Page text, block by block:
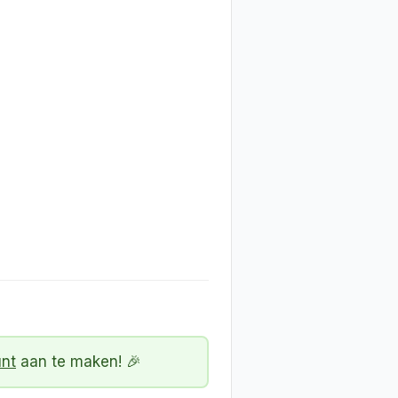
aan te maken! 🎉